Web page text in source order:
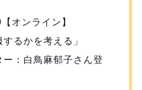
オンライン】
るかを考える」
ー：白鳥麻郁子さん登